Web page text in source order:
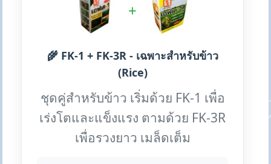
+
🌾 FK-1 + FK-3R - เฉพาะสำหรับข้าว
(Rice)
ชุดคู่สำหรับข้าว เริ่มด้วย FK-1 เพื่อ
เร่งโตและแข็งแรง ตามด้วย FK-3R
เพื่อรวงยาว เมล็ดเต็ม